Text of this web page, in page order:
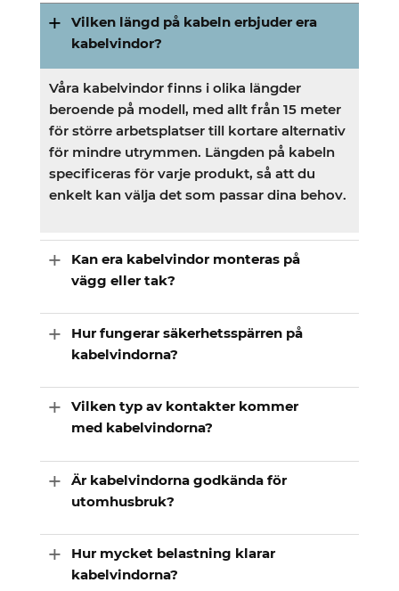
Vilken längd på kabeln erbjuder era
kabelvindor?
Våra kabelvindor finns i olika längder
beroende på modell, med allt från 15 meter
för större arbetsplatser till kortare alternativ
för mindre utrymmen. Längden på kabeln
specificeras för varje produkt, så att du
enkelt kan välja det som passar dina behov.
Kan era kabelvindor monteras på
vägg eller tak?
Hur fungerar säkerhetsspärren på
kabelvindorna?
Vilken typ av kontakter kommer
med kabelvindorna?
Är kabelvindorna godkända för
utomhusbruk?
Hur mycket belastning klarar
kabelvindorna?